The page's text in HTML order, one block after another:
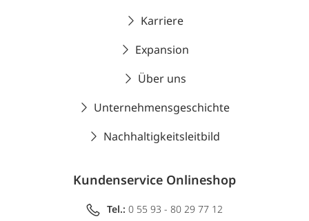
Karriere
Expansion
Über uns
Unternehmensgeschichte
Nachhaltigkeitsleitbild
Kundenservice Onlineshop
Tel.: 0 55 93 - 80 29 77 12